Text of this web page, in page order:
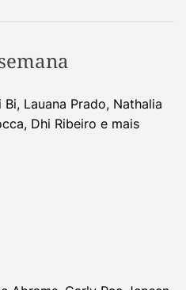
Lauana Prado, Nathalia
Dhi Ribeiro e mais